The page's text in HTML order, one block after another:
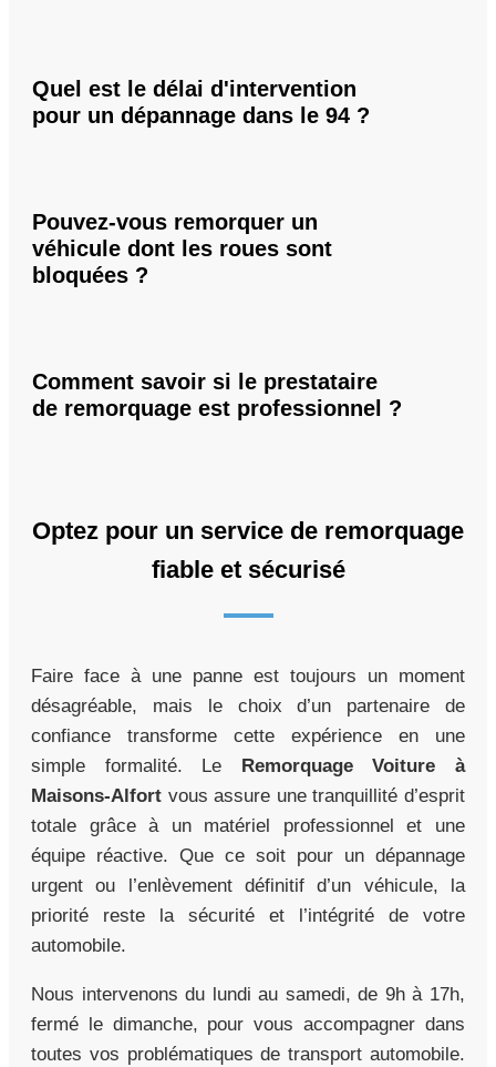
Quel est le délai d'intervention
pour un dépannage dans le 94 ?
Pouvez-vous remorquer un
véhicule dont les roues sont
bloquées ?
Comment savoir si le prestataire
de remorquage est professionnel ?
Optez pour un service de remorquage
fiable et sécurisé
Faire face à une panne est toujours un moment
désagréable, mais le choix d’un partenaire de
confiance transforme cette expérience en une
simple formalité. Le Remorquage Voiture à
Maisons-Alfort vous assure une tranquillité d’esprit
totale grâce à un matériel professionnel et une
équipe réactive. Que ce soit pour un dépannage
urgent ou l’enlèvement définitif d’un véhicule, la
priorité reste la sécurité et l’intégrité de votre
automobile.
Nous intervenons du lundi au samedi, de 9h à 17h,
fermé le dimanche, pour vous accompagner dans
toutes vos problématiques de transport automobile.